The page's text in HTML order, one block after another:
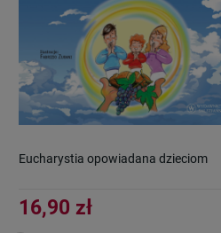
Eucharystia opowiadana dzieciom
16,90 zł